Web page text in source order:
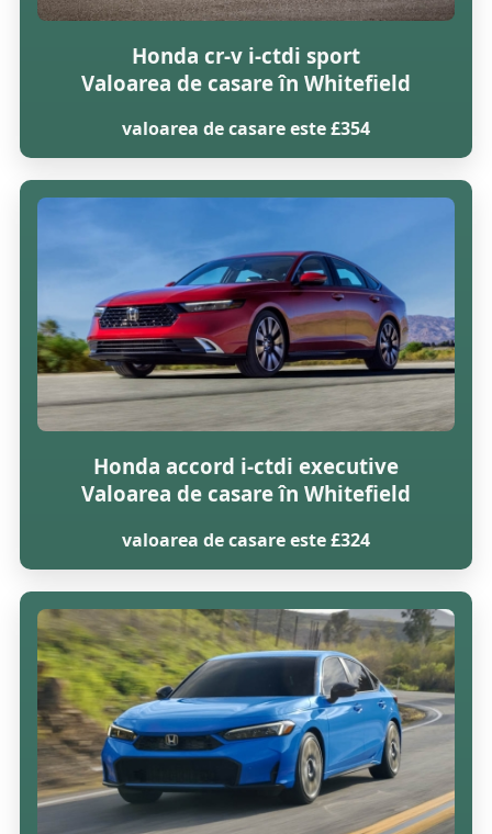
Honda cr-v i-ctdi sport
Valoarea de casare în Whitefield
valoarea de casare este £354
Honda accord i-ctdi executive
Valoarea de casare în Whitefield
valoarea de casare este £324